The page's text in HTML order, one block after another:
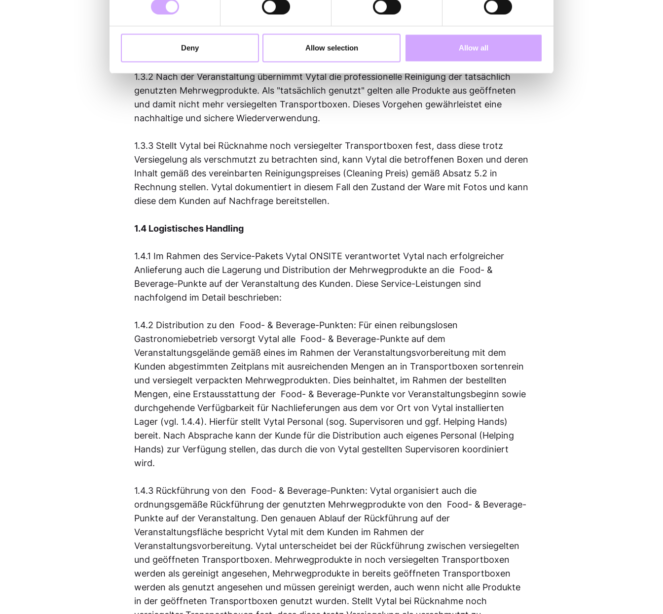
Deny Allow selection Allow all
hygienisch einwandfreiem Zustand gemäß der geltenden lebensmittelrechtlichen
und Trocknungsprozess in Vytal-Transportboxen verpackt und versiegelt werden. Alle
versiegelten Transportboxen gelten folglich als gereinigt und zur Nutzung geeignet.
1.3.2 Nach der Veranstaltung übernimmt Vytal die professionelle Reinigung der tatsächlich
genutzten Mehrwegprodukte. Als "tatsächlich genutzt" gelten alle Produkte aus geöffneten
und damit nicht mehr versiegelten Transportboxen. Dieses Vorgehen gewährleistet eine
nachhaltige und sichere Wiederverwendung.
1.3.3 Stellt Vytal bei Rücknahme noch versiegelter Transportboxen fest, dass diese trotz
Versiegelung als verschmutzt zu betrachten sind, kann Vytal die betroffenen Boxen und deren
Inhalt gemäß des vereinbarten Reinigungspreises (Cleaning Preis) gemäß Absatz 5.2 in
Rechnung stellen. Vytal dokumentiert in diesem Fall den Zustand der Ware mit Fotos und kann
diese dem Kunden auf Nachfrage bereitstellen.
1.4 Logistisches Handling
1.4.1 Im Rahmen des Service-Pakets Vytal ONSITE verantwortet Vytal nach erfolgreicher
Anlieferung auch die Lagerung und Distribution der Mehrwegprodukte an die Food- &
Beverage-Punkte auf der Veranstaltung des Kunden. Diese Service-Leistungen sind
nachfolgend im Detail beschrieben:
1.4.2 Distribution zu den Food- & Beverage-Punkten: Für einen reibungslosen
Gastronomiebetrieb versorgt Vytal alle Food- & Beverage-Punkte auf dem
Veranstaltungsgelände gemäß eines im Rahmen der Veranstaltungsvorbereitung mit dem
Kunden abgestimmten Zeitplans mit ausreichenden Mengen an in Transportboxen sortenrein
und versiegelt verpackten Mehrwegprodukten. Dies beinhaltet, im Rahmen der bestellten
Mengen, eine Erstausstattung der Food- & Beverage-Punkte vor Veranstaltungsbeginn sowie
durchgehende Verfügbarkeit für Nachlieferungen aus dem vor Ort von Vytal installierten
Lager (vgl. 1.4.4). Hierfür stellt Vytal Personal (sog. Supervisoren und ggf. Helping Hands)
bereit. Nach Absprache kann der Kunde für die Distribution auch eigenes Personal (Helping
Hands) zur Verfügung stellen, das durch die von Vytal gestellten Supervisoren koordiniert
wird.
1.4.3 Rückführung von den Food- & Beverage-Punkten: Vytal organisiert auch die
ordnungsgemäße Rückführung der genutzten Mehrwegprodukte von den Food- & Beverage-
Punkte auf der Veranstaltung. Den genauen Ablauf der Rückführung auf der
Veranstaltungsfläche bespricht Vytal mit dem Kunden im Rahmen der
Veranstaltungsvorbereitung. Vytal unterscheidet bei der Rückführung zwischen versiegelten
und geöffneten Transportboxen. Mehrwegprodukte in noch versiegelten Transportboxen
werden als gereinigt angesehen, Mehrwegprodukte in bereits geöffneten Transportboxen
werden als genutzt angesehen und müssen gereinigt werden, auch wenn nicht alle Produkte
in der geöffneten Transportboxen genutzt wurden. Stellt Vytal bei Rücknahme noch